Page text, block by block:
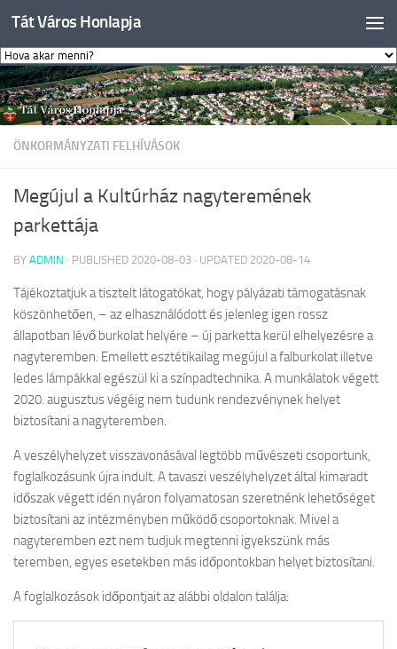
Skip to content
Tát Város Honlapja
ÖNKORMÁNYZATI FELHÍVÁSOK
Megújul a Kultúrház nagyteremének
parkettája
BY ADMIN · PUBLISHED 2020-08-03 · UPDATED 2020-08-14
Tájékoztatjuk a tisztelt látogatókat, hogy pályázati támogatásnak
köszönhetően, – az elhasználódott és jelenleg igen rossz
állapotban lévő burkolat helyére – új parketta kerül elhelyezésre a
nagyteremben. Emellett esztétikailag megújul a falburkolat illetve
ledes lámpákkal egészül ki a színpadtechnika. A munkálatok végett
2020. augusztus végéig nem tudunk rendezvénynek helyet
biztosítani a nagyteremben.
A veszélyhelyzet visszavonásával legtöbb művészeti csoportunk,
foglalkozásunk újra indult. A tavaszi veszélyhelyzet által kimaradt
időszak végett idén nyáron folyamatosan szeretnénk lehetőséget
biztosítani az intézményben működő csoportoknak. Mivel a
nagyteremben ezt nem tudjuk megtenni igyekszünk más
teremben, egyes esetekben más időpontokban helyet biztosítani.
A foglalkozások időpontjait az alábbi oldalon találja: